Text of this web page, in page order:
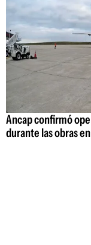
Ancap confirmó
durante las obras